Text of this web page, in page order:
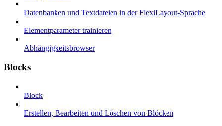
Datenbanken und Textdateien in der FlexiLayout-Sprache
Elementparameter trainieren
Abhängigkeitsbrowser
Blocks
Block
Erstellen, Bearbeiten und Löschen von Blöcken